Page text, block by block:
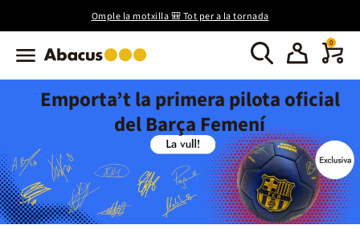
Omple la motxilla 🎒 Tot per a la tornada
0
Emporta’t la primera pilota oficial
del Barça Femení